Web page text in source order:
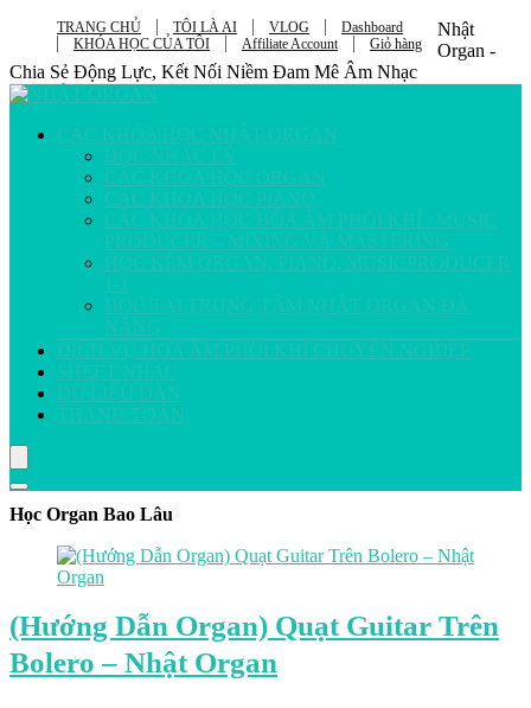
TRANG CHỦ TÔI LÀ AI VLOG
Dashboard
KHÓA HỌC CỦA TÔI
Affiliate Account Giỏ hàng
Nhật
Organ -
Chia Sẻ Động Lực, Kết Nối Niềm Đam Mê Âm Nhạc
CÁC KHÓA HỌC NHẬT ORGAN
HỌC NHẠC LÝ
CÁC KHÓA HỌC ORGAN
CÁC KHÓA HỌC PIANO
CÁC KHÓA HỌC HÒA ÂM PHỐI KHÍ / MUSIC
PRODUCER – MIXING VÀ MASTERING
HỌC KÈM ORGAN, PIANO, MUSICPRODUCER
1-1
HỌC TẠI TRUNG TÂM NHẬT ORGAN ĐÀ
NẴNG
DỊCH VỤ HÒA ÂM PHỐI KHÍ CHUYÊN NGHIỆP
SHEET NHẠC
DỮ LIỆU ĐÀN
THANH TOÁN
Học Organ Bao Lâu
(Hướng Dẫn Organ) Quạt Guitar Trên
Bolero – Nhật Organ